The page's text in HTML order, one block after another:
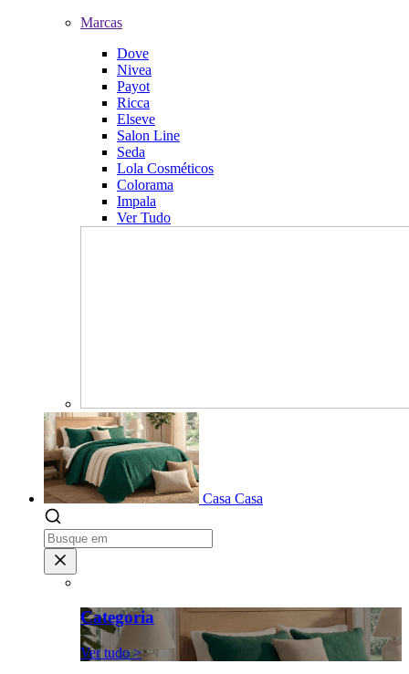
Marcas
Dove
Nivea
Payot
Ricca
Elseve
Salon Line
Seda
Lola Cosméticos
Colorama
Impala
Ver Tudo
Casa Casa
Categoria
Ver tudo >